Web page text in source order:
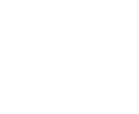
станции с
для подбора